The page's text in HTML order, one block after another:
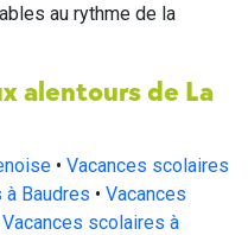
au rythme de la
alentours de La
• Vacances scolaires
Baudres • Vacances
Vacances scolaires à